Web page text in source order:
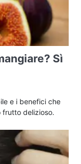
Sì
e i benefici che
delizioso.